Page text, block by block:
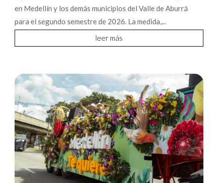
en Medellín y los demás municipios del Valle de Aburrá
para el segundo semestre de 2026. La medida,...
leer más